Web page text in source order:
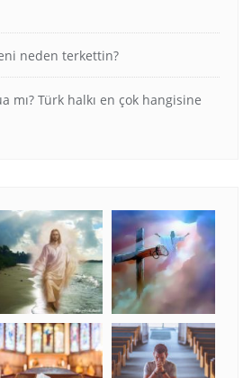
neden terkettin?
mı? Türk halkı en çok hangisine